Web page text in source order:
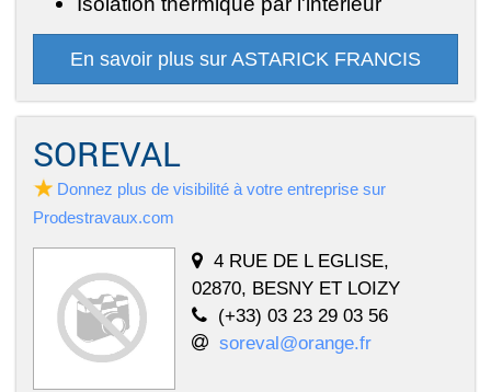
En savoir plus sur ASTARICK FRANCIS
SOREVAL
Donnez plus de visibilité à votre entreprise sur
Prodestravaux.com
4 RUE DE L EGLISE,
02870, BESNY ET LOIZY
(+33) 03 23 29 03 56
soreval@orange.fr